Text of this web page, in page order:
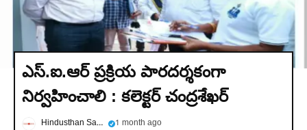
ఎస్.ఐ.ఆర్ ప్రక్రియ పారదర్శకంగా
నిర్వహించాలి : కలెక్టర్ చంద్రశేఖర్
Hindusthan Samachar 1 month ago